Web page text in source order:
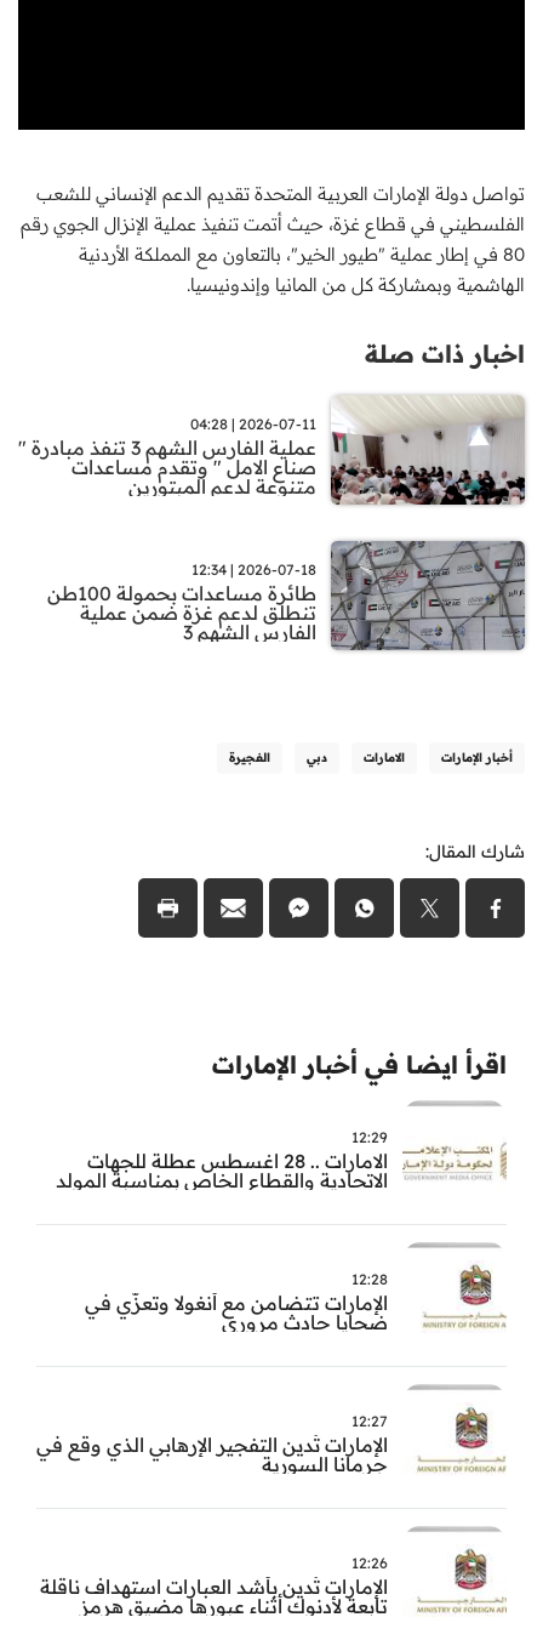
تواصل دولة الإمارات العربية المتحدة تقديم الدعم الإنساني للشعب
الفلسطيني في قطاع غزة، حيث أتمت تنفيذ عملية الإنزال الجوي رقم
80 في إطار عملية "طيور الخير"، بالتعاون مع المملكة الأردنية
الهاشمية وبمشاركة كل من المانيا وإندونيسيا.
اخبار ذات صلة
2026-07-11 | 04:28
عملية الفارس الشهم 3 تنفذ مبادرة "
صناع الامل " وتقدم مساعدات
متنوعة لدعم المبتورين
2026-07-18 | 12:34
طائرة مساعدات بحمولة 100طن
تنطلق لدعم غزة ضمن عملية
الفارس الشهم 3
أخبار الإمارات الامارات دبي الفجيرة
شارك المقال:
اقرأ ايضا في أخبار الإمارات
12:29
الامارات .. 28 اغسطس عطلة للجهات
الاتحادية والقطاع الخاص بمناسبة المولد
12:28
الإمارات تتضامن مع أنغولا وتعزّي في
ضحايا حادث مروري
12:27
الإمارات تُدين التفجير الإرهابي الذي وقع في
جرمانا السورية
12:26
الإمارات تُدين بأشد العبارات استهداف ناقلة
تابعة لأدنوك أثناء عبورها مضيق هرمز